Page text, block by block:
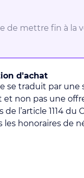
de mettre fin à
d'achat
se traduit par une
non pas une
l’article 1114 du
les honoraires de